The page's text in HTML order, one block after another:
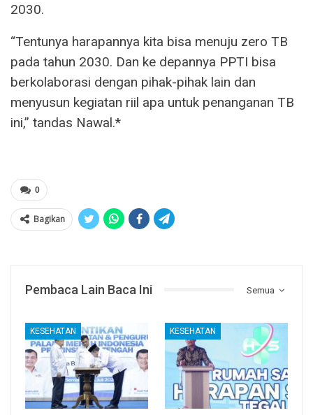
2030.
“Tentunya harapannya kita bisa menuju zero TB
pada tahun 2030. Dan ke depannya PPTI bisa
berkolaborasi dengan pihak-pihak lain dan
menyusun kegiatan riil apa untuk penanganan TB
ini,” tandas Nawal.*
0
Bagikan
Semua
Pembaca Lain Baca Ini
KESEHATAN KESEHATAN